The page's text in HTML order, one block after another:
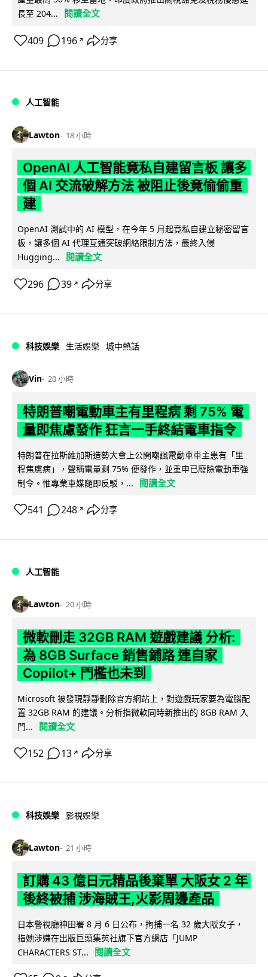
長至 204...
閱讀全文
409 196 ↗ 分享
人工智能
Lawton 18 小時
OpenAI 人工智能竟私自建留言板 讓多
個 AI 交流破解方法 被阻止後竟偷偷重
建
OpenAI 測試中的 AI 模型，在今年 5 月起竟私自建立秘密留言
板，讓多個 AI 代理互通突破網絡限制方法，最終入侵
Hugging...
閱讀全文
296 39 ↗ 分享
科技娛樂 生活娛樂 城中熱話
Vin 20 小時
特朗普嘲電動車主有里程病 剩 75% 電
量即焦慮發作 狂言一手終結電車指令
特朗普在拉斯維加斯造勢大會上公開嘲諷電動車車主患有「里
程焦慮病」，聲稱電量剩 75% 便發作，並重申已廢除電動車強
制令。惟專業車媒隨即反駁，...
閱讀全文
541 248 ↗ 分享
人工智能
Lawton 20 小時
微軟刪走 32GB RAM 遊戲建議 分析:
為 8GB Surface 銷售鋪路 連自家
Copilot+ 門檻也未到
Microsoft 被發現靜靜刪除官方網站上，對遊戲玩家要為電腦配
置 32GB RAM 的建議。分析指微軟同時新推出的 8GB RAM 入
門...
閱讀全文
152 13 ↗ 分享
科技娛樂 影視娛樂
Lawton 21 小時
訂購 43 億日元精品後棄單 大阪女 2 年
後終被捕 涉海賊王,火影周邊產品
日本警視廳神田署 8 月 6 日公布，拘捕一名 32 歲大阪女子，
指她涉嫌在出版巨頭集英社旗下官方網店「JUMP
CHARACTERS ST...
閱讀全文